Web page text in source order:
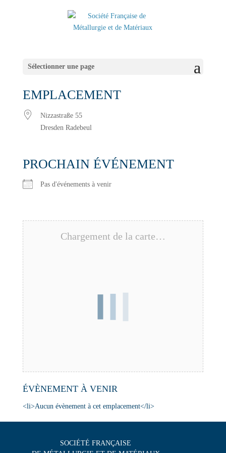
Sélectionner une page
EMPLACEMENT
Nizzastraße 55
Dresden Radebeul
PROCHAIN ÉVÉNEMENT
Pas d'événements à venir
Chargement de la carte…
ÉVÈNEMENT À VENIR
<li>Aucun évènement à cet emplacement</li>
SOCIÉTÉ FRANÇAISE